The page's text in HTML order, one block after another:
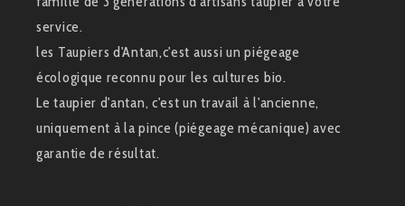
service.
les Taupiers d'Antan,c'est aussi un piégeage
écologique reconnu pour les cultures bio.
Le taupier d'antan, c'est un travail à l'ancienne,
uniquement à la pince (piégeage mécanique) avec
garantie de résultat.